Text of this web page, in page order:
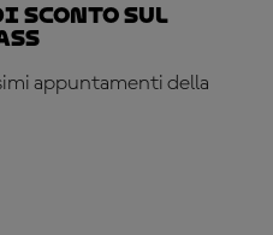
sconto sul
appuntamenti della